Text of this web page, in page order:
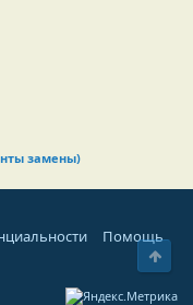
замены)
Помощь